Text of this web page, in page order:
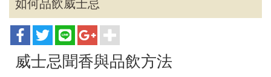
如何品飲威士忌
威士忌聞香與品飲方法